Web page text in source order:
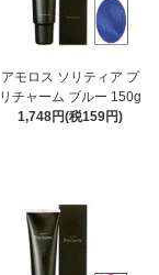
アモロス ソリティア プ
リチャーム ブルー 150g
1,748円(税159円)